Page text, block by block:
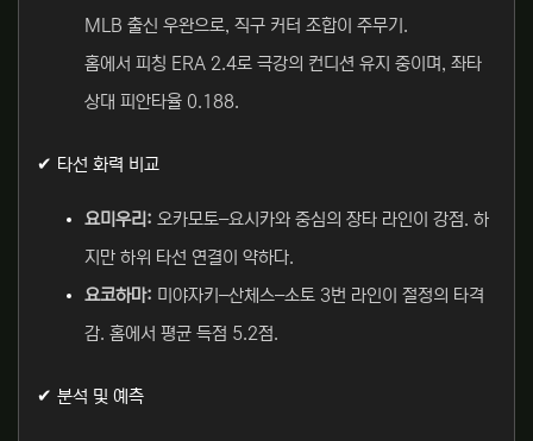
MLB 출신 우완으로, 직구 커터 조합이 주무기.
홈에서 피칭 ERA 2.4로 극강의 컨디션 유지 중이며, 좌타
상대 피안타율 0.188.
✔ 타선 화력 비교
요미우리: 오카모토–요시카와 중심의 장타 라인이 강점. 하
지만 하위 타선 연결이 약하다.
요코하마: 미야자키–산체스–소토 3번 라인이 절정의 타격
감. 홈에서 평균 득점 5.2점.
✔ 분석 및 예측